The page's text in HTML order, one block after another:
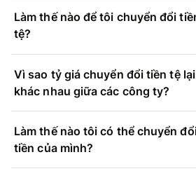
Làm thế nào để tôi chuyển đổi
tệ?
Vì sao tỷ giá chuyển đổi tiền tệ lại
khác nhau giữa các công ty?
Làm thế nào tôi có thể chuyển
tiền của mình?